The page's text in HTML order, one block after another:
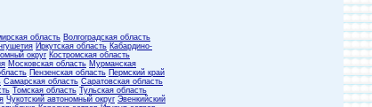
область Волгоградская область
Иркутская область Кабардино-
округ Костромская область
Московская область Мурманская
Пензенская область Пермский край
Самарская область Саратовская область
Томская область Тульская область
Чукотский автономный округ Эвенкийский